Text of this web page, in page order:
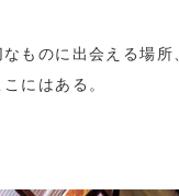
ものに出会える場
にはある。